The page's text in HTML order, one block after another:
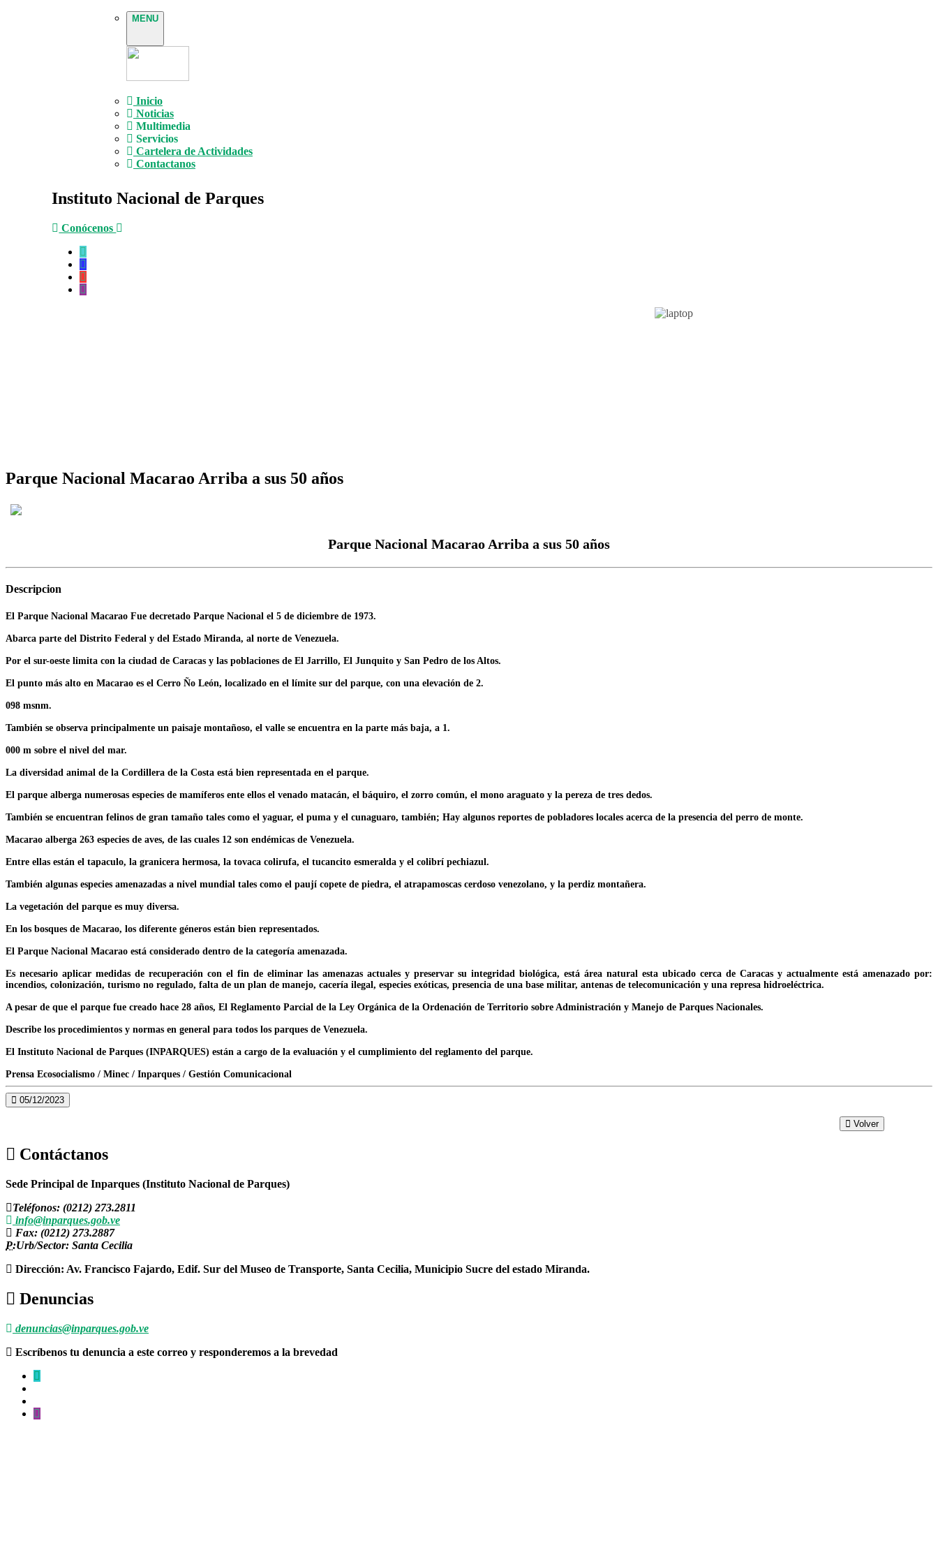
MENU
Inicio
Noticias
Multimedia
Servicios
Cartelera de Actividades
Contactanos
Instituto Nacional de Parques
Conócenos
Parque Nacional Macarao Arriba a sus 50 años
Parque Nacional Macarao Arriba a sus 50 años
Descripcion
El Parque Nacional Macarao Fue decretado Parque Nacional el 5 de diciembre de 1973.
Abarca parte del Distrito Federal y del Estado Miranda, al norte de Venezuela.
Por el sur-oeste limita con la ciudad de Caracas y las poblaciones de El Jarrillo, El Junquito y San Pedro de los Altos.
El punto más alto en Macarao es el Cerro Ño León, localizado en el límite sur del parque, con una elevación de 2.
098 msnm.
También se observa principalmente un paisaje montañoso, el valle se encuentra en la parte más baja, a 1.
000 m sobre el nivel del mar.
La diversidad animal de la Cordillera de la Costa está bien representada en el parque.
El parque alberga numerosas especies de mamíferos ente ellos el venado matacán, el báquiro, el zorro común, el mono araguato y la pereza de tres dedos.
También se encuentran felinos de gran tamaño tales como el yaguar, el puma y el cunaguaro, también; Hay algunos reportes de pobladores locales acerca de la presencia del perro de monte.
Macarao alberga 263 especies de aves, de las cuales 12 son endémicas de Venezuela.
Entre ellas están el tapaculo, la granicera hermosa, la tovaca colirufa, el tucancito esmeralda y el colibrí pechiazul.
También algunas especies amenazadas a nivel mundial tales como el paují copete de piedra, el atrapamoscas cerdoso venezolano, y la perdiz montañera.
La vegetación del parque es muy diversa.
En los bosques de Macarao, los diferente géneros están bien representados.
El Parque Nacional Macarao está considerado dentro de la categoría amenazada.
Es necesario aplicar medidas de recuperación con el fin de eliminar las amenazas actuales y preservar su integridad biológica, está área natural esta ubicado cerca de Caracas y actualmente está amenazado por:
incendios, colonización, turismo no regulado, falta de un plan de manejo, cacería ilegal, especies exóticas, presencia de una base militar, antenas de telecomunicación y una represa hidroeléctrica.
A pesar de que el parque fue creado hace 28 años, El Reglamento Parcial de la Ley Orgánica de la Ordenación de Territorio sobre Administración y Manejo de Parques Nacionales.
Describe los procedimientos y normas en general para todos los parques de Venezuela.
El Instituto Nacional de Parques (INPARQUES) están a cargo de la evaluación y el cumplimiento del reglamento del parque.
Prensa Ecosocialismo / Minec / Inparques / Gestión Comunicacional
05/12/2023
Volver
Contáctanos
Sede Principal de Inparques (Instituto Nacional de Parques)
Teléfonos: (0212) 273.2811
info@inparques.gob.ve
Fax: (0212) 273.2887
P:Urb/Sector: Santa Cecilia
Dirección: Av. Francisco Fajardo, Edif. Sur del Museo de Transporte, Santa Cecilia, Municipio Sucre del estado Miranda.
Denuncias
denuncias@inparques.gob.ve
Escríbenos tu denuncia a este correo y responderemos a la brevedad